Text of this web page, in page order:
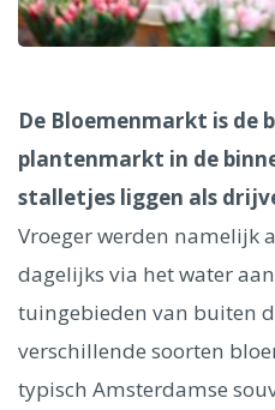
Dresden
Ålesund
Singapore
Dublin
Hong Kong
Madrid
Vancouver
De Bloemenmarkt is de
plantenmarkt in de
stalletjes liggen als
Vroeger werden namelijk
dagelijks via het water
tuingebieden van buiten
verschillende soorten
typisch Amsterdamse